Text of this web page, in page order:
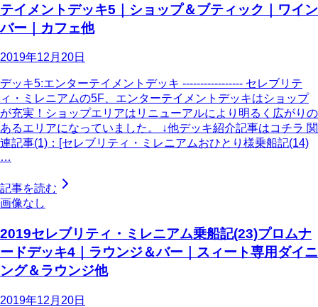
テイメントデッキ5｜ショップ＆ブティック｜ワイン
バー｜カフェ他
2019年12月20日
デッキ5:エンターテイメントデッキ ----------------- セレブリテ
ィ・ミレニアムの5F、エンターテイメントデッキはショップ
が充実！ショップエリアはリニューアルにより明るく広がりの
あるエリアになっていました。 ↓他デッキ紹介記事はコチラ 関
連記事(1)：[セレブリティ・ミレニアムおひとり様乗船記(14)
…
記事を読む
画像なし
2019セレブリティ・ミレニアム乗船記(23)プロムナ
ードデッキ4｜ラウンジ＆バー｜スィート専用ダイニ
ング＆ラウンジ他
2019年12月20日